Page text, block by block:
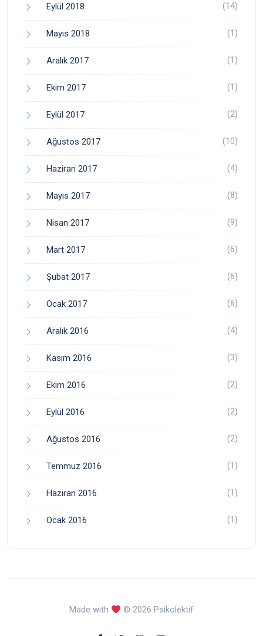
Eylül 2018 (14)
Mayıs 2018 (1)
Aralık 2017 (1)
Ekim 2017 (1)
Eylül 2017 (2)
Ağustos 2017 (10)
Haziran 2017 (4)
Mayıs 2017 (8)
Nisan 2017 (9)
Mart 2017 (6)
Şubat 2017 (6)
Ocak 2017 (6)
Aralık 2016 (4)
Kasım 2016 (3)
Ekim 2016 (2)
Eylül 2016 (2)
Ağustos 2016 (2)
Temmuz 2016 (1)
Haziran 2016 (1)
Ocak 2016 (1)
Made with © 2026 Psikolektif